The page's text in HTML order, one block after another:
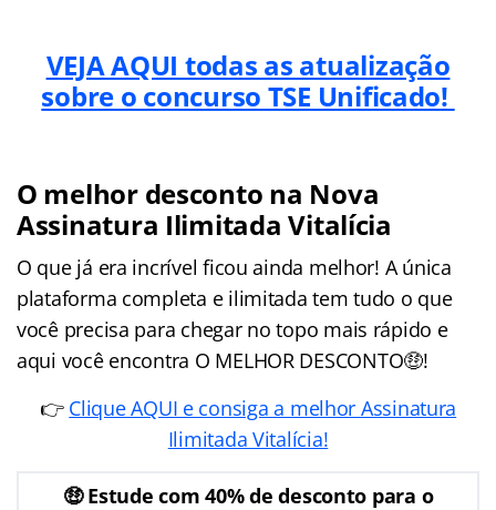
VEJA AQUI todas as atualização
sobre o concurso TSE Unificado!
O melhor desconto na Nova
Assinatura Ilimitada Vitalícia
O que já era incrível ficou ainda melhor! A única
plataforma completa e ilimitada tem tudo o que
você precisa para chegar no topo mais rápido e
aqui você encontra O MELHOR DESCONTO🤑!
👉 Clique AQUI e consiga a melhor Assinatura
Ilimitada Vitalícia!
🤑 Estude com 40% de desconto para o